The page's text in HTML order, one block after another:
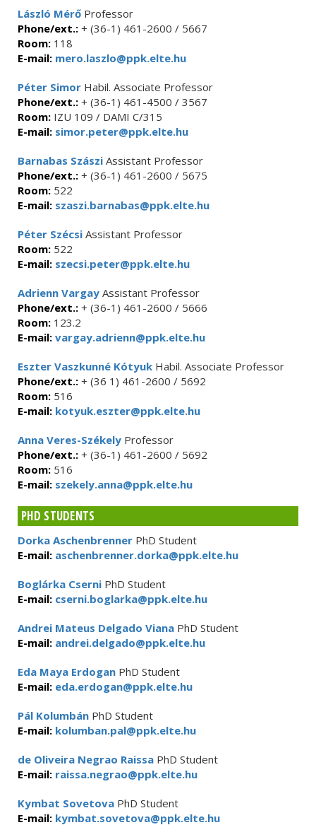
László Mérő Professor
Phone/ext.: + (36-1) 461-2600 / 5667
Room: 118
E-mail: mero.laszlo@ppk.elte.hu
Péter Simor Habil. Associate Professor
Phone/ext.: + (36-1) 461-4500 / 3567
Room: IZU 109 / DAMI C/315
E-mail: simor.peter@ppk.elte.hu
Barnabas Szászi Assistant Professor
Phone/ext.: + (36-1) 461-2600 / 5675
Room: 522
E-mail: szaszi.barnabas@ppk.elte.hu
Péter Szécsi Assistant Professor
Room: 522
E-mail: szecsi.peter@ppk.elte.hu
Adrienn Vargay Assistant Professor
Phone/ext.: + (36-1) 461-2600 / 5666
Room: 123.2
E-mail: vargay.adrienn@ppk.elte.hu
Eszter Vaszkunné Kótyuk Habil. Associate Professor
Phone/ext.: + (36 1) 461-2600 / 5692
Room: 516
E-mail: kotyuk.eszter@ppk.elte.hu
Anna Veres-Székely Professor
Phone/ext.: + (36-1) 461-2600 / 5692
Room: 516
E-mail: szekely.anna@ppk.elte.hu
PHD STUDENTS
Dorka Aschenbrenner PhD Student
E-mail: aschenbrenner.dorka@ppk.elte.hu
Boglárka Cserni PhD Student
E-mail: cserni.boglarka@ppk.elte.hu
Andrei Mateus Delgado Viana PhD Student
E-mail: andrei.delgado@ppk.elte.hu
Eda Maya Erdogan PhD Student
E-mail: eda.erdogan@ppk.elte.hu
Pál Kolumbán PhD Student
E-mail: kolumban.pal@ppk.elte.hu
de Oliveira Negrao Raissa PhD Student
E-mail: raissa.negrao@ppk.elte.hu
Kymbat Sovetova PhD Student
E-mail: kymbat.sovetova@ppk.elte.hu